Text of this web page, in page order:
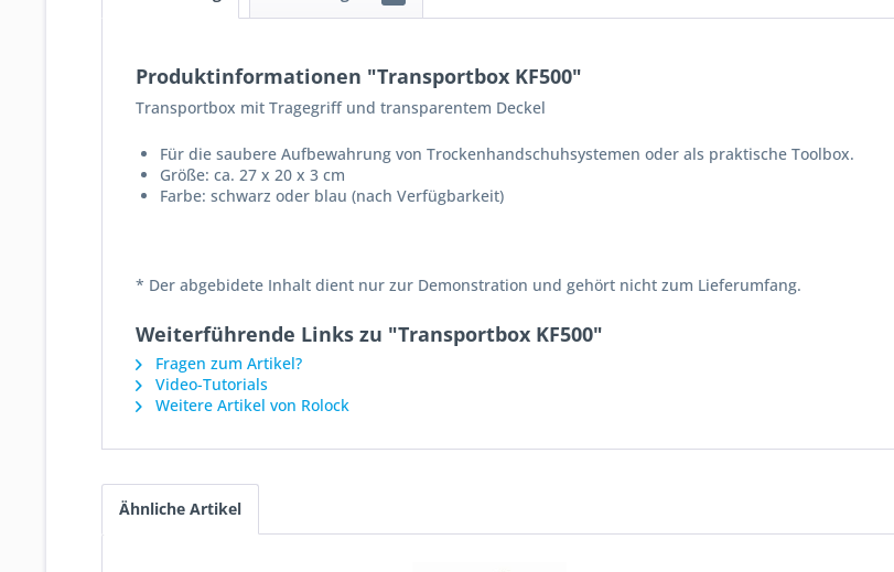
Produktinformationen "Transportbox KF500"
Transportbox mit Tragegriff und transparentem Deckel
Für die saubere Aufbewahrung von Trockenhandschuhsystemen oder als praktische Toolbox.
Größe: ca. 27 x 20 x 3 cm
Farbe: schwarz oder blau (nach Verfügbarkeit)
* Der abgebidete Inhalt dient nur zur Demonstration und gehört nicht zum Lieferumfang.
Weiterführende Links zu "Transportbox KF500"
Fragen zum Artikel?
Video-Tutorials
Weitere Artikel von Rolock
Ähnliche Artikel